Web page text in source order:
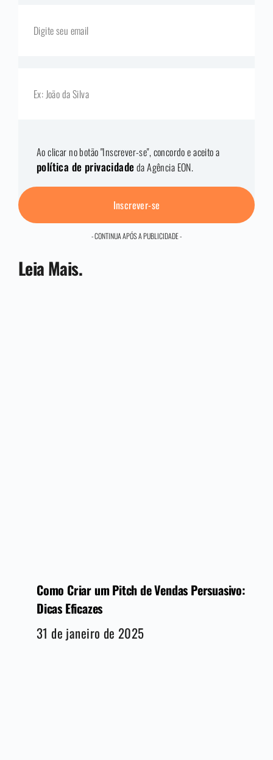
Ao clicar no botão "Inscrever-se", concordo e aceito a
política de privacidadeda Agência EON.
Inscrever-se
- CONTINUA APÓS A PUBLICIDADE -
Leia Mais.
Como Criar um Pitch de Vendas Persuasivo:
Dicas Eficazes
31 de janeiro de 2025